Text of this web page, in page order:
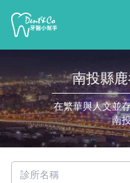
南投縣
在繁華與人文並
南